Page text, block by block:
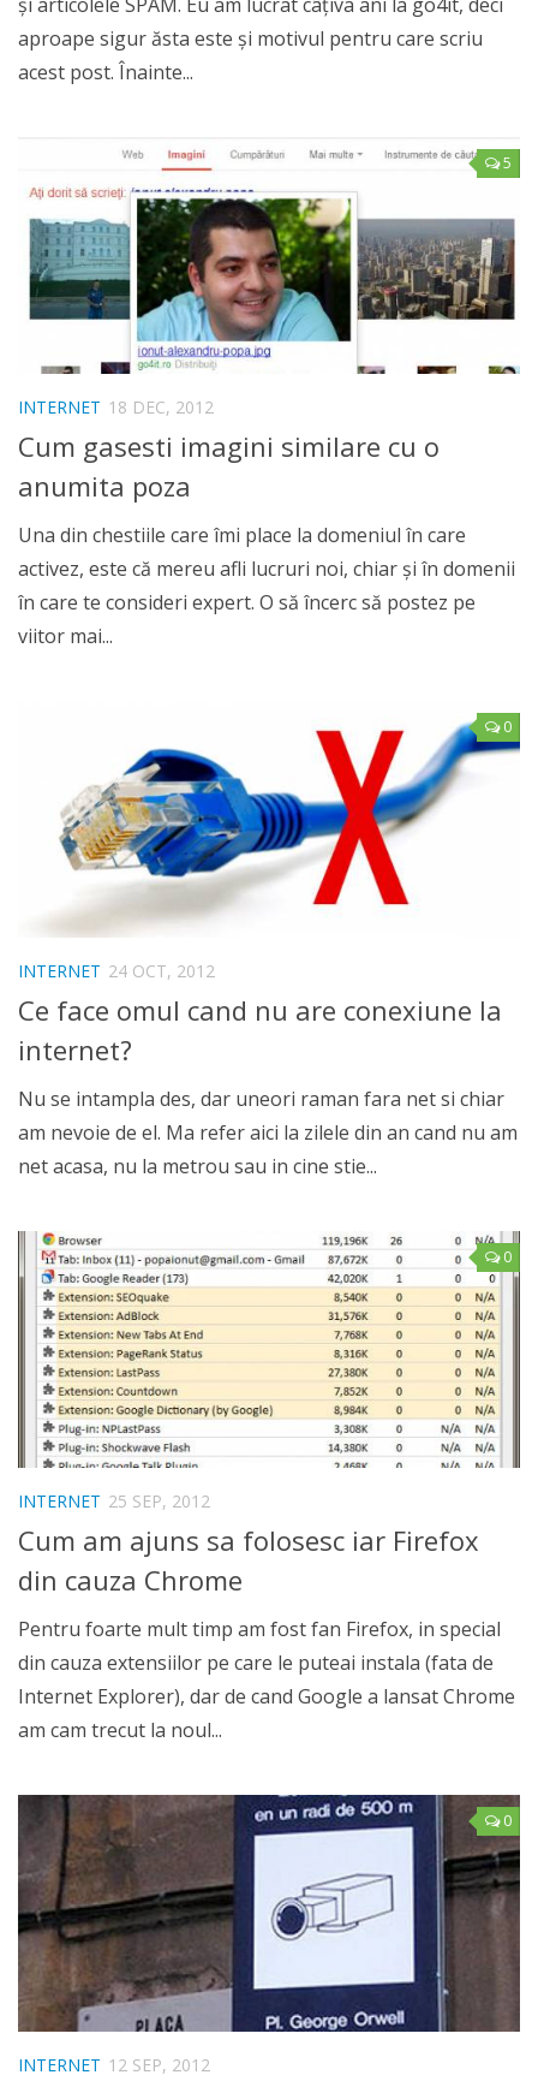
aproape sigur ăsta este şi motivul pentru care scriu
acest post. Înainte...
5
INTERNET 18 DEC, 2012
Cum gasesti imagini similare cu o
anumita poza
Una din chestiile care îmi place la domeniul în care
activez, este că mereu afli lucruri noi, chiar şi în domenii
în care te consideri expert. O să încerc să postez pe
viitor mai...
0
INTERNET 24 OCT, 2012
Ce face omul cand nu are conexiune la
internet?
Nu se intampla des, dar uneori raman fara net si chiar
am nevoie de el. Ma refer aici la zilele din an cand nu am
net acasa, nu la metrou sau in cine stie...
0
INTERNET 25 SEP, 2012
Cum am ajuns sa folosesc iar Firefox
din cauza Chrome
Pentru foarte mult timp am fost fan Firefox, in special
din cauza extensiilor pe care le puteai instala (fata de
Internet Explorer), dar de cand Google a lansat Chrome
am cam trecut la noul...
0
INTERNET 12 SEP, 2012